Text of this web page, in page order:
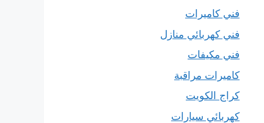
فني كاميرات
فني كهربائي منازل
فني مكيفات
كاميرات مراقبة
كراج الكويت
كهربائي سيارات